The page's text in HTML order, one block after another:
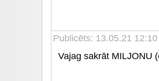
Publicēts: 13.05.21 12:10
Vajag sakrāt MILJONU